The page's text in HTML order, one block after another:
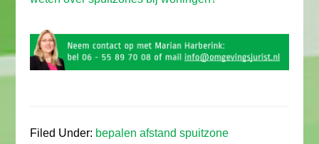
Filed Under: bepalen afstand spuitzone